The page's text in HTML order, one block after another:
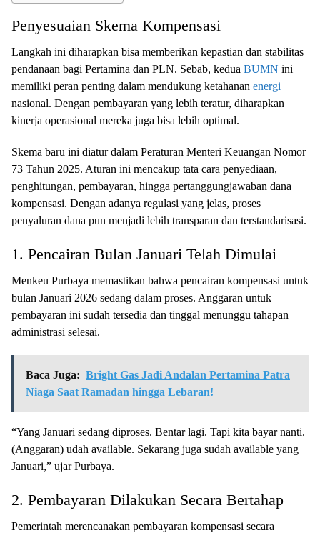
Penyesuaian Skema Kompensasi
Langkah ini diharapkan bisa memberikan kepastian dan stabilitas
pendanaan bagi Pertamina dan PLN. Sebab, kedua BUMN ini
memiliki peran penting dalam mendukung ketahanan energi
nasional. Dengan pembayaran yang lebih teratur, diharapkan
kinerja operasional mereka juga bisa lebih optimal.
Skema baru ini diatur dalam Peraturan Menteri Keuangan Nomor
73 Tahun 2025. Aturan ini mencakup tata cara penyediaan,
penghitungan, pembayaran, hingga pertanggungjawaban dana
kompensasi. Dengan adanya regulasi yang jelas, proses
penyaluran dana pun menjadi lebih transparan dan terstandarisasi.
1. Pencairan Bulan Januari Telah Dimulai
Menkeu Purbaya memastikan bahwa pencairan kompensasi untuk
bulan Januari 2026 sedang dalam proses. Anggaran untuk
pembayaran ini sudah tersedia dan tinggal menunggu tahapan
administrasi selesai.
Baca Juga: Bright Gas Jadi Andalan Pertamina Patra
Niaga Saat Ramadan hingga Lebaran!
“Yang Januari sedang diproses. Bentar lagi. Tapi kita bayar nanti.
(Anggaran) udah available. Sekarang juga sudah available yang
Januari,” ujar Purbaya.
2. Pembayaran Dilakukan Secara Bertahap
Pemerintah merencanakan pembayaran kompensasi secara